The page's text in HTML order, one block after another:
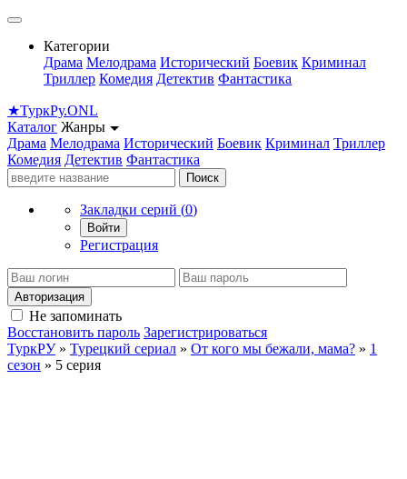
Категории
Драма Мелодрама Исторический Боевик Криминал
Триллер Комедия Детектив Фантастика
★ТуркРу.ONL
Каталог Жанры
Драма Мелодрама Исторический Боевик Криминал Триллер
Комедия Детектив Фантастика
Поиск
Закладки серий (0)
Войти
Регистрация
Авторизация
Не запоминать
Восстановить пароль Зарегистрироваться
ТуркРУ» Турецкий сериал » От кого мы бежали, мама? » 1
сезон » 5 серия